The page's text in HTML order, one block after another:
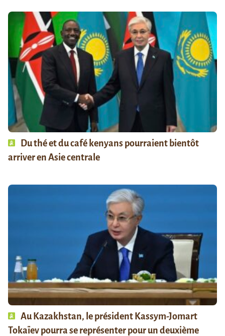
Du thé et du café kenyans pourraient bientôt
arriver en Asie centrale
Au Kazakhstan, le président Kassym-Jomart
Tokaïev pourra se représenter pour un deuxième